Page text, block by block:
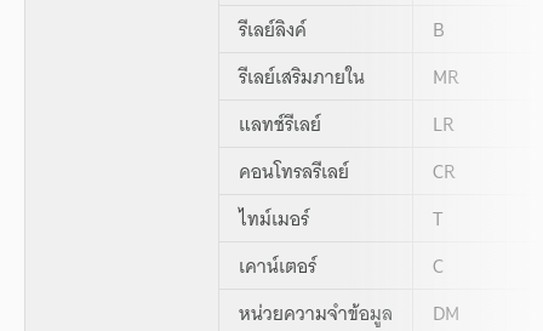
รีเลย์ลิงค์
B
รีเลย์เสริมภายใน
MR
แลทช์รีเลย์
LR
คอนโทรลรีเลย์
CR
ไทม์เมอร์
T
เคาน์เตอร์
C
หน่วยความจำข้อมูล
DM